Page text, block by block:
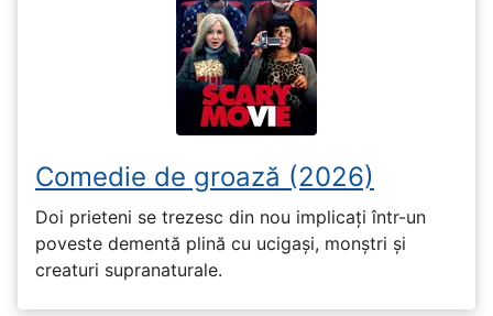
Comedie de groază (2026)
Doi prieteni se trezesc din nou implicați într-un
poveste dementă plină cu ucigași, monștri și
creaturi supranaturale.